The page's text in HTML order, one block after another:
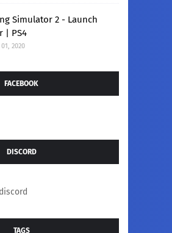
Simulator 2 - Launch
| PS4
2020
FACEBOOK
DISCORD
TAGS